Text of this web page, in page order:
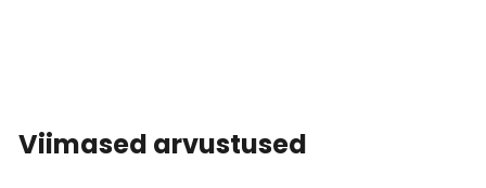
Viimased arvustused